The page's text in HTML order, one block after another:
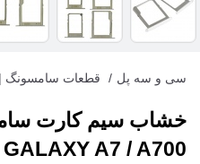
سی و سه پل / قطعات سامسونگ | Samsung
GALAXY A7 / A700